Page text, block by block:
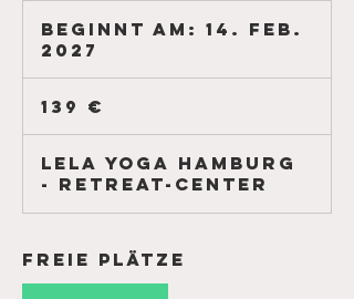
Beginnt am: 14. Feb.
2027
i
n
n
t
a
m
1
4
139 €
LELA YOGA HAMBURG
- RETREAT-CENTER
Freie Plätze